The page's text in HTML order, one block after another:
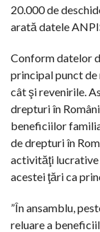
20.000 de
arată datele
Conform datelor
principal punct de
cât şi revenirile.
drepturi în
beneficiilor
de drepturi în
activităţi lucrative
acestei ţări ca
”În ansamblu,
reluare a